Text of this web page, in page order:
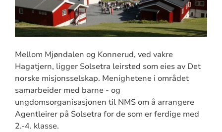
Mellom Mjøndalen og Konnerud, ved vakre
Hagatjern, ligger Solsetra leirsted som eies av Det
norske misjonsselskap. Menighetene i området
samarbeider med barne - og
ungdomsorganisasjonen til NMS om å arrangere
Agentleirer på Solsetra for de som er ferdige med
2.-4. klasse.